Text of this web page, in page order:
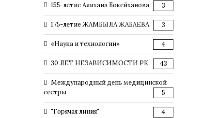
155-летие Алихана Бокейханова 3
175-летие ЖАМБЫЛА ЖАБАЕВА 3
«Наука и технологии» 4
30 ЛЕТ НЕЗАВИСИМОСТИ РК 43
Международный день медицинской
сестры
5
"Горячая линия" 4